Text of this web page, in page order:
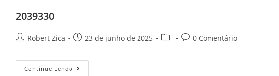
2039330
Robert Zica 23 de junho de 2025 0 Comentário
Continue Lendo